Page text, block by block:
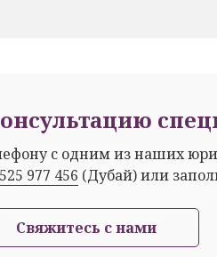
с одним из наших
977 456 (Дубай) или
Свяжитесь с нами